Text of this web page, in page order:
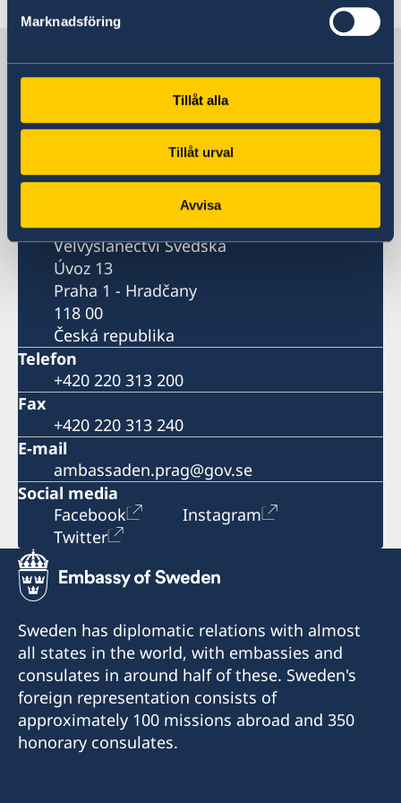
Marknadsföring
Tillåt alla
Tillåt urval
Avvisa
Švédsko v Česku
Velvyslanectví Švédska
Úvoz 13
Praha 1, Hradčany
Poštovní adresa
Velvyslanectví Švédska
Úvoz 13
Praha 1 - Hradčany
118 00
Česká republika
Telefon
+420 220 313 200
Fax
+420 220 313 240
E-mail
ambassaden.prag@gov.se
Social media
Facebook
Instagram
Twitter
Sweden has diplomatic relations with almost
all states in the world, with embassies and
consulates in around half of these. Sweden's
foreign representation consists of
approximately 100 missions abroad and 350
honorary consulates.